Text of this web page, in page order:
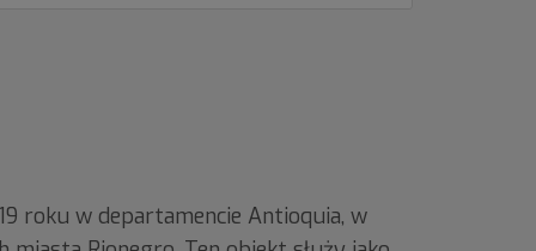
roku w departamencie Antioquia, w